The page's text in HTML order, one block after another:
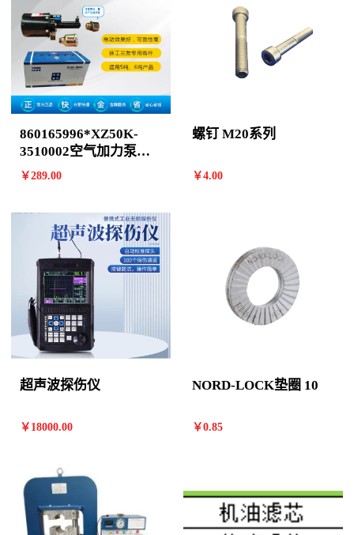
860165996*XZ50K-
3510002空气加力泵
(800901159)RZ
￥289.00
螺钉 M20系列
￥4.00
超声波探伤仪
￥ 18000.00
NORD-LOCK垫圈 10
￥0.85